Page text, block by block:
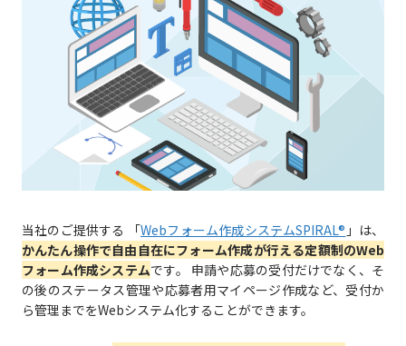
当社のご提供する 「Webフォーム作成システムSPIRAL® 」は、
かんたん操作で自由自在にフォーム作成が行える定額制のWeb
フォーム作成システムです。 申請や応募の受付だけでなく、そ
の後のステータス管理や応募者用マイページ作成など、受付か
ら管理までをWebシステム化することができます。